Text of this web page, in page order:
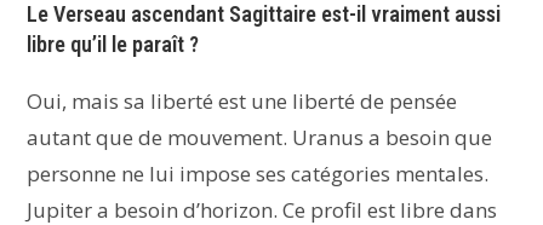
Le Verseau ascendant Sagittaire est-il vraiment aussi
libre qu’il le paraît ?
Oui, mais sa liberté est une liberté de pensée
autant que de mouvement. Uranus a besoin que
personne ne lui impose ses catégories mentales.
Jupiter a besoin d’horizon. Ce profil est libre dans